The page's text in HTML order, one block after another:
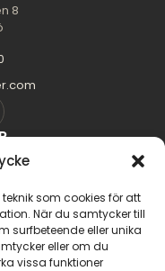
som cookies för att
När du samtycker till
surfbeteende eller unika
eller om du
vissa funktioner
8